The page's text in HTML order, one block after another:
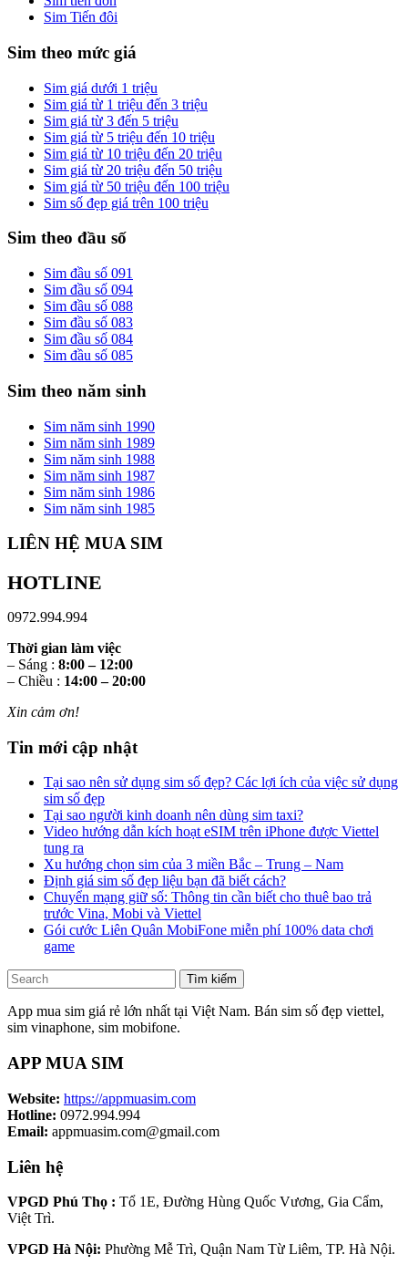
Sim Tiến đôi
Sim theo mức giá
Sim giá dưới 1 triệu
Sim giá từ 1 triệu đến 3 triệu
Sim giá từ 3 đến 5 triệu
Sim giá từ 5 triệu đến 10 triệu
Sim giá từ 10 triệu đến 20 triệu
Sim giá từ 20 triệu đến 50 triệu
Sim giá từ 50 triệu đến 100 triệu
Sim số đẹp giá trên 100 triệu
Sim theo đầu số
Sim đầu số 091
Sim đầu số 094
Sim đầu số 088
Sim đầu số 083
Sim đầu số 084
Sim đầu số 085
Sim theo năm sinh
Sim năm sinh 1990
Sim năm sinh 1989
Sim năm sinh 1988
Sim năm sinh 1987
Sim năm sinh 1986
Sim năm sinh 1985
LIÊN HỆ MUA SIM
HOTLINE
0972.994.994
Thời gian làm việc
– Sáng : 8:00 – 12:00
– Chiều : 14:00 – 20:00
Xin cảm ơn!
Tin mới cập nhật
Tại sao nên sử dụng sim số đẹp? Các lợi ích của việc sử dụng
sim số đẹp
Tại sao người kinh doanh nên dùng sim taxi?
Video hướng dẫn kích hoạt eSIM trên iPhone được Viettel
tung ra
Xu hướng chọn sim của 3 miền Bắc – Trung – Nam
Định giá sim số đẹp liệu bạn đã biết cách?
Chuyển mạng giữ số: Thông tin cần biết cho thuê bao trả
trước Vina, Mobi và Viettel
Gói cước Liên Quân MobiFone miễn phí 100% data chơi
game
Tìm kiếm
App mua sim giá rẻ lớn nhất tại Việt Nam. Bán sim số đẹp viettel,
sim vinaphone, sim mobifone.
APP MUA SIM
Website: https://appmuasim.com
Hotline: 0972.994.994
Email: appmuasim.com@gmail.com
Liên hệ
VPGD Phú Thọ : Tổ 1E, Đường Hùng Quốc Vương, Gia Cẩm,
Việt Trì.
VPGD Hà Nội: Phường Mễ Trì, Quận Nam Từ Liêm, TP. Hà Nội.